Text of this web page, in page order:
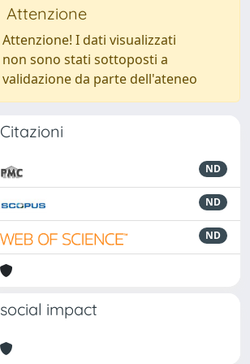
Attenzione
Attenzione! I dati visualizzati
non sono stati sottoposti a
validazione da parte dell'ateneo
Citazioni
ND
ND
ND
social impact